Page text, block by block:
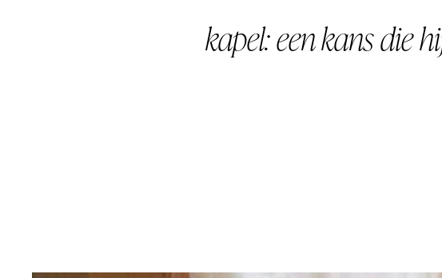
kapel: een kans die